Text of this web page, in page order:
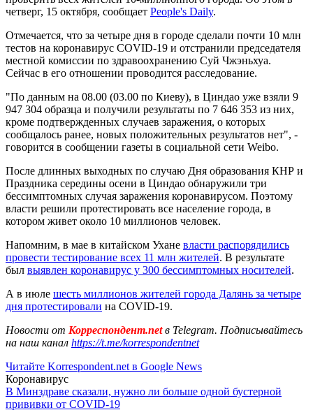
четверг, 15 октября, сообщает People's Daily.
Отмечается, что за четыре дня в городе сделали почти 10 млн
тестов на коронавирус COVID-19 и отстранили председателя
местной комиссии по здравоохранению Суй Чжэньхуа.
Сейчас в его отношении проводится расследование.
"По данным на 08.00 (03.00 по Киеву), в Циндао уже взяли 9
947 304 образца и получили результаты по 7 646 353 из них,
кроме подтвержденных случаев заражения, о которых
сообщалось ранее, новых положительных результатов нет", -
говорится в сообщении газеты в социальной сети Weibo.
После длинных выходных по случаю Дня образования КНР и
Праздника середины осени в Циндао обнаружили три
бессимптомных случая заражения коронавирусом. Поэтому
власти решили протестировать все население города, в
котором живет около 10 миллионов человек.
Напомним, в мае в китайском Ухане власти распорядились
провести тестирование всех 11 млн жителей. В результате
был выявлен коронавирус у 300 бессимптомных носителей.
А в июле шесть миллионов жителей города Далянь за четыре
дня протестировали на COVID-19.
Новости от Корреспондент.netв Telegram. Подписывайтесь
на наш канал https://t.me/korrespondentnet
Читайте Korrespondent.net в Google News
Коронавирус
В Минздраве сказали, нужно ли больше одной бустерной
прививки от COVID-19